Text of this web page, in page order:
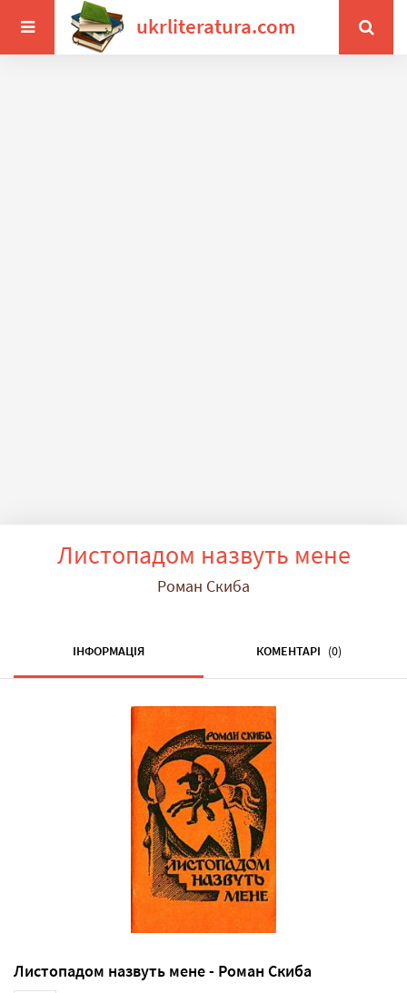
ukrliteratura.com
Листопадом назвуть мене
Роман Скиба
ІНФОРМАЦІЯ КОМЕНТАРІ (0)
Листопадом назвуть мене - Роман Скиба